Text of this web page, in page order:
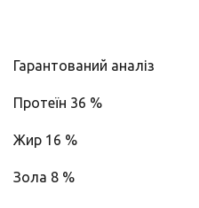
Гарантований аналіз
Протеїн 36 %
Жир 16 %
Зола 8 %